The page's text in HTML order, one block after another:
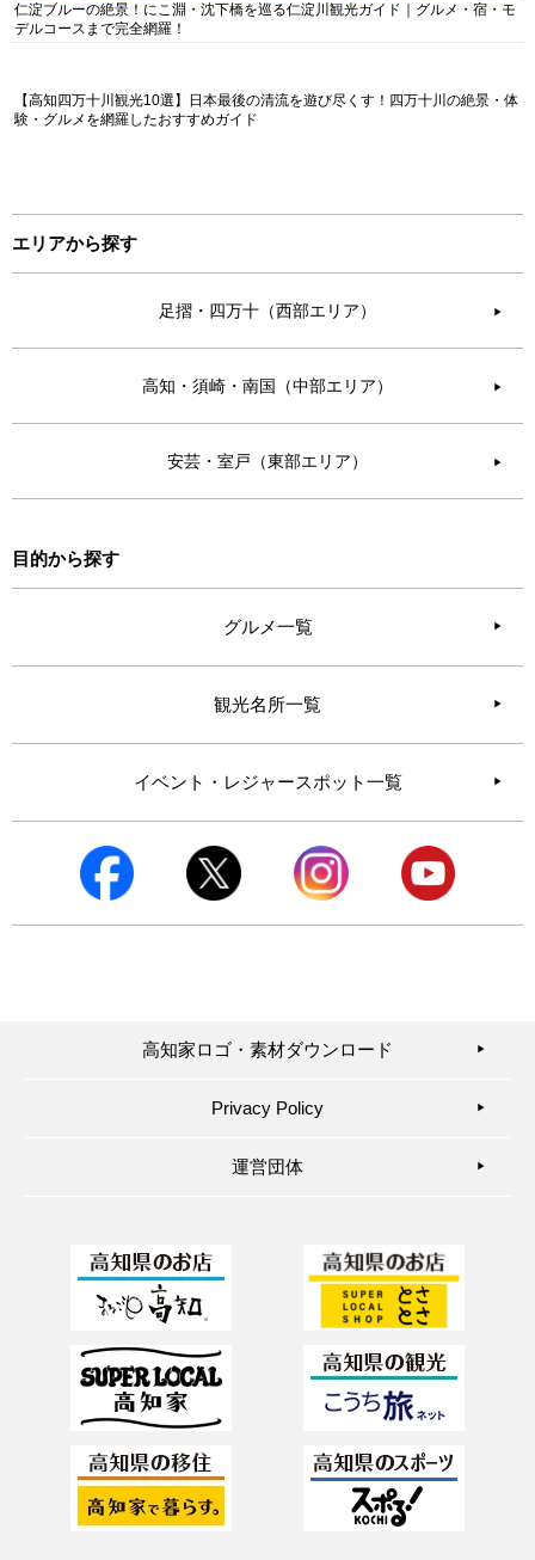
仁淀ブルーの絶景！にこ淵・沈下橋を巡る仁淀川観光ガイド｜グルメ・宿・モ
デルコースまで完全網羅！
【高知四万十川観光10選】日本最後の清流を遊び尽くす！四万十川の絶景・体
験・グルメを網羅したおすすめガイド
エリアから探す
足摺・四万十（西部エリア） ▶︎
高知・須崎・南国（中部エリア） ▶︎
安芸・室戸（東部エリア） ▶︎
目的から探す
グルメ一覧
観光名所一覧
イベント・レジャースポット一覧
高知家ロゴ・素材ダウンロード ▶︎
Privacy Policy ▶︎
運営団体 ▶︎